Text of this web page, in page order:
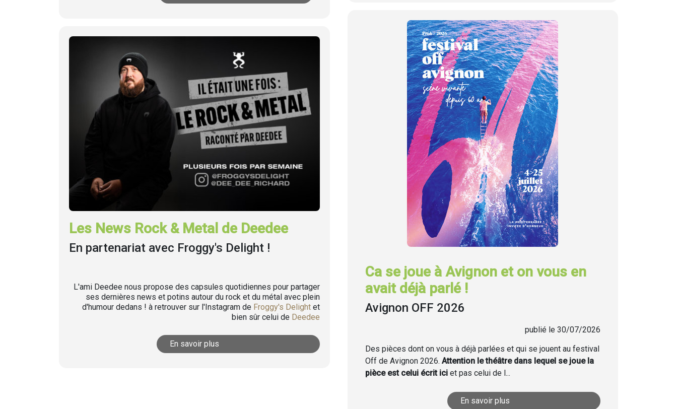
Les News Rock & Metal de Deedee
En partenariat avec Froggy's Delight !
L'ami Deedee nous propose des capsules quotidiennes pour partager
ses dernières news et potins autour du rock et du métal avec plein
d'humour dedans ! à retrouver sur l'Instagram de Froggy's Delightet
bien sûr celui de Deedee
En savoir plus
Ca se joue à Avignon et on vous en
avait déjà parlé !
Avignon OFF 2026
publié le 30/07/2026
Des pièces dont on vous à déjà parlées et qui se jouent au festival
Off de Avignon 2026. Attention le théâtre dans lequel se joue la
pièce est celui écrit iciet pas celui de l...
En savoir plus